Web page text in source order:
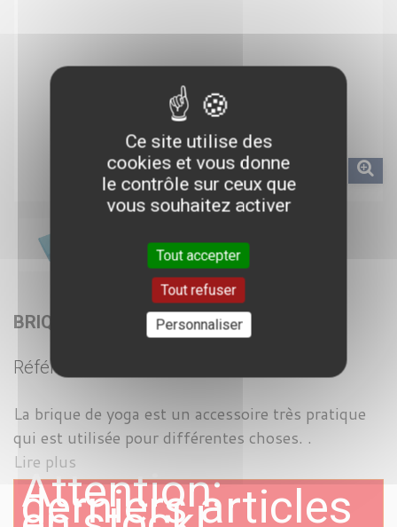
BRIQUE DE YOGA BLEU
Référence :
La brique de yoga est un accessoire très pratique
qui est utilisée pour différentes choses. .
Lire plus
Attention:
derniers articles
Ce site utilise des
cookies et vous donne
le contrôle sur ceux que
vous souhaitez activer
Tout accepter
Tout refuser
Personnaliser